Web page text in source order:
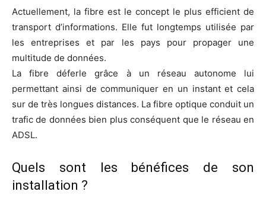
Actuellement, la fibre est le concept le plus efficient de
transport d’informations. Elle fut longtemps utilisée par
les entreprises et par les pays pour propager une
multitude de données.
La fibre déferle grâce à un réseau autonome lui
permettant ainsi de communiquer en un instant et cela
sur de très longues distances. La fibre optique conduit un
trafic de données bien plus conséquent que le réseau en
ADSL.
Quels sont les bénéfices de son
installation ?